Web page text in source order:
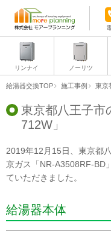
リンナイ ノーリツ
給湯器交換TOP 施工事例 東京
東京都八王子市
712W」
2019年12月15日、東京都
京ガス「NR-A3508RF-BD
ていただきました。
給湯器本体